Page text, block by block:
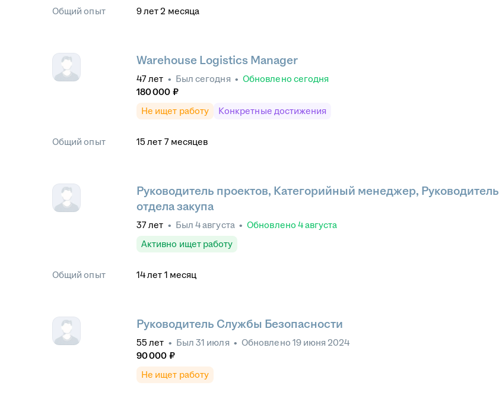
Общий опыт 9лет 2 месяца
Warehouse Logistics Manager
47лет • Был сегодня • Обновлено сегодня
180 000 ₽
Не ищет работу
Конкретные достижения
Общий опыт 15 лет 7 месяцев
Руководитель проектов, Категорийный менеджер, Руководитель
отдела закупа
37лет • Был 4 августа • Обновлено 4 августа
Активно ищет работу
Общий опыт 14лет 1 месяц
Руководитель Службы Безопасности
55 лет • Был 31 июля • Обновлено 19 июня 2024
90 000 ₽
Не ищет работу